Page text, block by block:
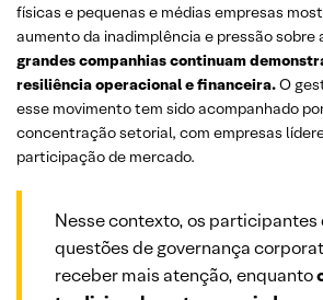
físicas e pequenas e médias empresas
aumento da inadimplência e pressão sobre
grandes companhias continuam
resiliência operacional e financeira.O
esse movimento tem sido acompanhado
concentração setorial, com empresas
participação de mercado.
Nesse contexto, os
questões de governança
receber mais atenção, enquanto